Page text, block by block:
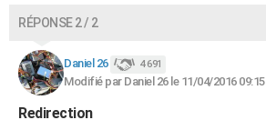
RÉPONSE 2 / 2
Daniel 26 4 691
Modifié par Daniel 26 le 11/04/2016 09:15
Redirection